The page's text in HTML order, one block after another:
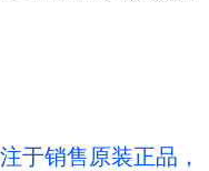
于销售原装正品，